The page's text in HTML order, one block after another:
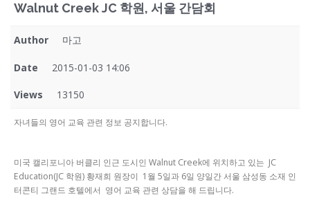
Walnut Creek JC 학원, 서울 간담회
Author 마고
Date 2015-01-03 14:06
Views 13150
자녀들의 영어 교육 관련 정보 공지합니다.
미국 캘리포니아 버클리 인근 도시인 Walnut Creek에 위치하고 있는 JC
Education(JC 학원) 황재희 원장이 1월 5일과 6일 양일간 서울 삼성동 소재 인
터콘티 그랜드 호텔에서 영어 교육 관련 상담을 해 드립니다.